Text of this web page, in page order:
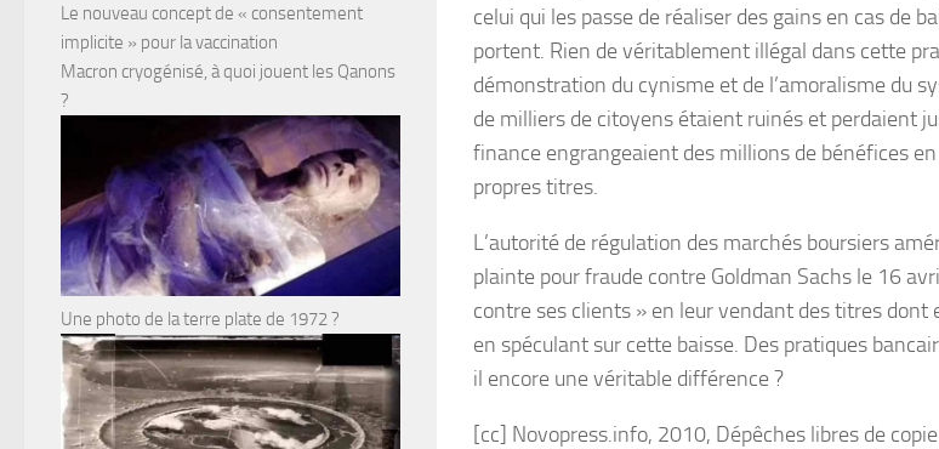
celui qui les passe de réaliser des gains en cas de
portent. Rien de véritablement illégal dans cette
démonstration du cynisme et de l’amoralisme du
de milliers de citoyens étaient ruinés et perdaient
finance engrangeaient des millions de bénéfices
propres titres.
L’autorité de régulation des marchés boursiers
plainte pour fraude contre Goldman Sachs le 16
contre ses clients » en leur vendant des titres dont
en spéculant sur cette baisse. Des pratiques
il encore une véritable différence ?
[cc] Novopress.info, 2010, Dépêches libres de
Le nouveau concept de « consentement
implicite » pour la vaccination
Macron cryogénisé, à quoi jouent les Qanons
?
Une photo de la terre plate de 1972 ?